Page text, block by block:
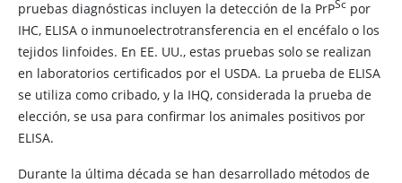
pruebas diagnósticas incluyen la detección de la PrP​Sc por
IHC, ELISA o inmunoelectrotransferencia en el encéfalo o los
tejidos linfoides. En EE. UU., estas pruebas solo se realizan
en laboratorios certificados por el USDA. La prueba de ELISA
se utiliza como cribado, y la IHQ, considerada la prueba de
elección, se usa para confirmar los animales positivos por
ELISA.
Durante la última década se han desarrollado métodos de